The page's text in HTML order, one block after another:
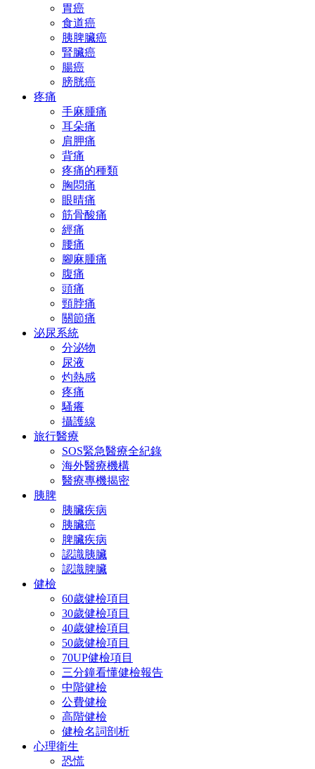
胃癌
食道癌
胰脾臟癌
腎臟癌
腸癌
膀胱癌
疼痛
手麻腫痛
耳朵痛
肩胛痛
背痛
疼痛的種類
胸悶痛
眼晴痛
筋骨酸痛
經痛
腰痛
腳麻腫痛
腹痛
頭痛
頸脖痛
關節痛
泌尿系統
分泌物
尿液
灼熱感
疼痛
騷癢
攝護線
旅行醫療
SOS緊急醫療全紀錄
海外醫療機構
醫療專機揭密
胰脾
胰臟疾病
胰臟癌
脾臟疾病
認識胰臟
認識脾臟
健檢
60歲健檢項目
30歲健檢項目
40歲健檢項目
50歲健檢項目
70UP健檢項目
三分鐘看懂健檢報告
中階健檢
公費健檢
高階健檢
健檢名詞剖析
心理衛生
恐慌